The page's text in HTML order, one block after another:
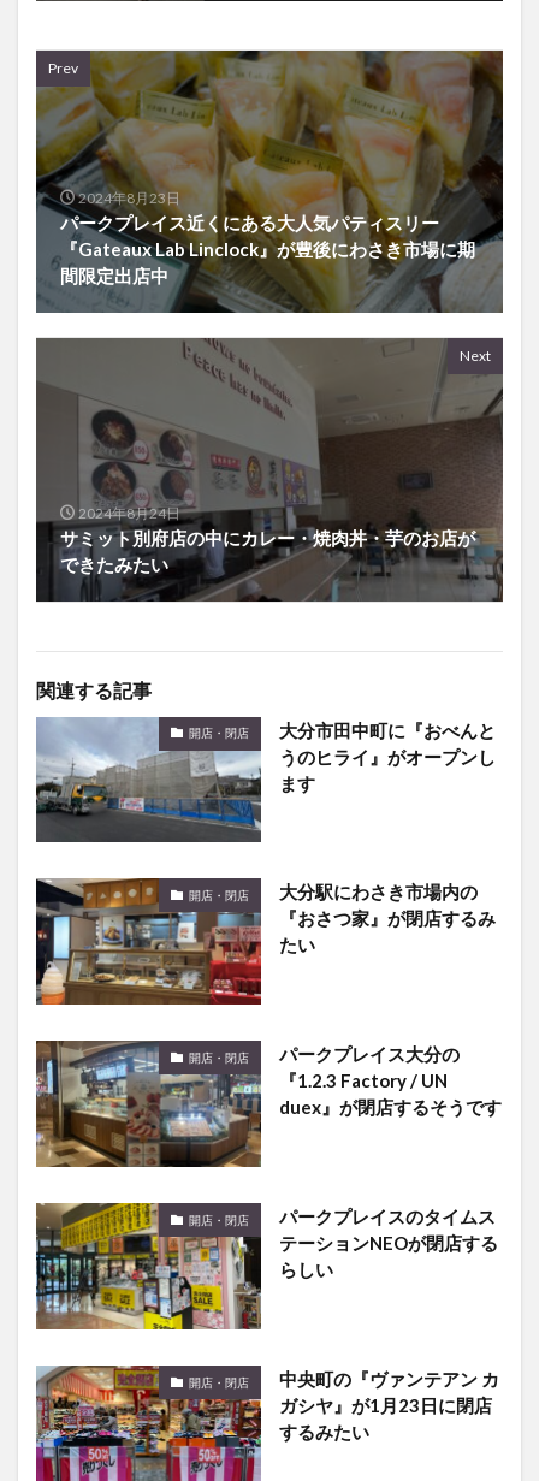
Prev
2024年8月23日
パークプレイス近くにある大人気パティスリー
『Gateaux Lab Linclock』が豊後にわさき市場に期
間限定出店中
Next
2024年8月24日
サミット別府店の中にカレー・焼肉丼・芋のお店が
できたみたい
関連する記事
開店・閉店
大分市田中町に『おべんと
うのヒライ』がオープンし
ます
開店・閉店
大分駅にわさき市場内の
『おさつ家』が閉店するみ
たい
開店・閉店
パークプレイス大分の
『1.2.3 Factory / UN
duex』が閉店するそうです
開店・閉店
パークプレイスのタイムス
テーションNEOが閉店する
らしい
開店・閉店
中央町の『ヴァンテアン カ
ガシヤ』が1月23日に閉店
するみたい